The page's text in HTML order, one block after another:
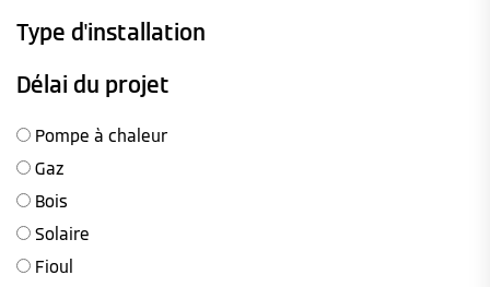
Type d'installation
Délai du projet
Pompe à chaleur
Gaz
Bois
Solaire
Fioul